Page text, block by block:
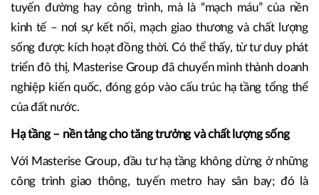
tuyến đường hay công trình, mà là “mạch máu” của nền
kinh tế – nơi sự kết nối, mạch giao thương và chất lượng
sống được kích hoạt đồng thời. Có thể thấy, từ tư duy phát
triển đô thị, Masterise Group đã chuyển mình thành doanh
nghiệp kiến quốc, đóng góp vào cấu trúc hạ tầng tổng thể
của đất nước.
Hạ tầng – nền tảng cho tăng trưởng và chất lượng sống
Với Masterise Group, đầu tư hạ tầng không dừng ở những
công trình giao thông, tuyến metro hay sân bay; đó là